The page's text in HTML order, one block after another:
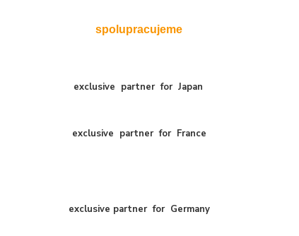
spolupracujeme
exclusive partner for Japan
exclusive partner for France
exclusive partner for Germany